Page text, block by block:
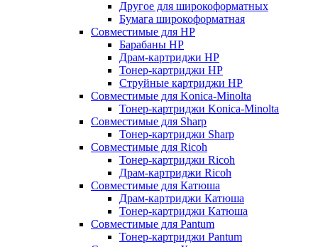
Другое для широкоформатных
Бумага широкоформатная
Совместимые для HP
Барабаны HP
Драм-картриджи HP
Тонер-картриджи HP
Струйные картриджи HP
Совместимые для Konica-Minolta
Тонер-картриджи Konica-Minolta
Совместимые для Sharp
Тонер-картриджи Sharp
Совместимые для Ricoh
Тонер-картриджи Ricoh
Драм-картриджи Ricoh
Совместимые для Катюша
Драм-картриджи Катюша
Тонер-картриджи Катюша
Совместимые для Pantum
Тонер-картриджи Pantum